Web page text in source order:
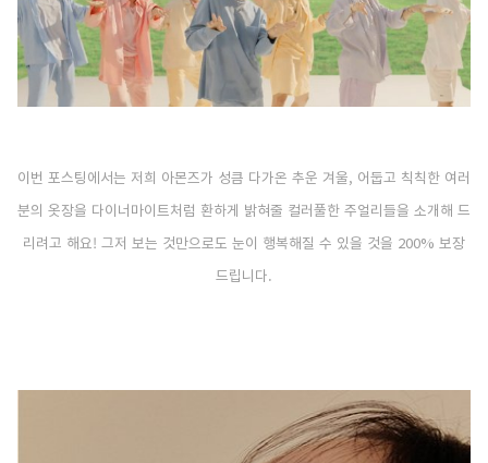
이번 포스팅에서는 저희 아몬즈가 성큼 다가온 추운 겨울, 어둡고 칙칙한 여러
분의 옷장을 다이너마이트처럼 환하게 밝혀줄 컬러풀한 주얼리들을 소개해 드
리려고 해요! 그저 보는 것만으로도 눈이 행복해질 수 있을 것을 200% 보장
드립니다.